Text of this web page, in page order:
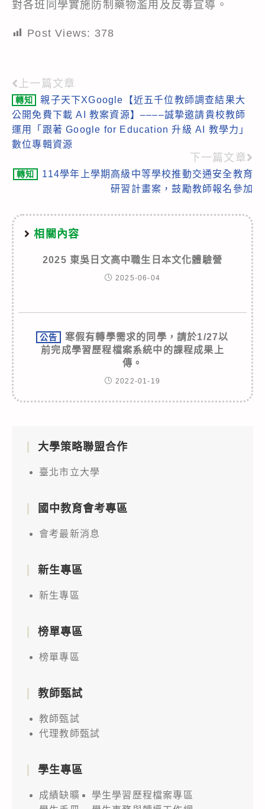
對各班同學實施防制藥物濫用及反毒宣導。
Post Views: 378
Read
more
articles
上一篇文章
轉知
親子天下XGoogle【近五千位教師調查結果大
公開免費下載 AI 教案資源】––––誠摯邀請貴校教師
運用「跟著 Google for Education 升級 AI 教學力」
數位專輯資源
下一篇文章
轉知
114學年上學期高級中等學校推動交通安全教育
研習計畫案，鼓勵教師報名參加
相關內容
2025 東吳日文高中職生日本文化體驗營
2025-06-04
公告
寒假有轉學需求的同學，請於1/27以
前完成學習歷程檔案系統中的課程成果上
傳。
2022-01-19
大學策略聯盟合作
臺北市立大學
國中教育會考專區
會考最新消息
新生專區
新生專區
榜單專區
榜單專區
教師甄試
教師甄試
代理教師甄試
學生專區
成績缺曠
學生學習歷程檔案專區